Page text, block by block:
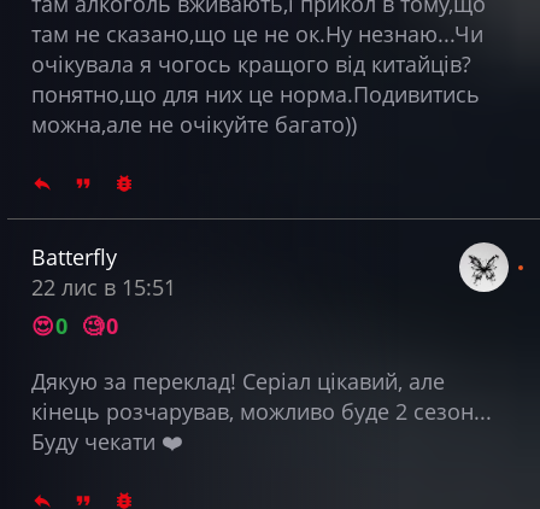
там не сказано,що це не ок.Ну незнаю...Чи
очікувала я чогось кращого від китайців?
понятно,що для них це норма.Подивитись
можна,але не очікуйте багато))
Batterfly
22 лис в 15:51
😍0 🧐0
Дякую за переклад! Серіал цікавий, але
кінець розчарував, можливо буде 2 сезон...
Буду чекати ❤️